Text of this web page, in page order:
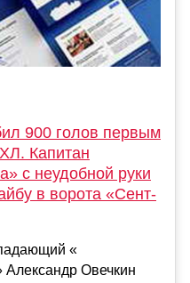
900 голов первым
Капитан
с неудобной руки
в ворота «Сент-
«
Александр Овечкин